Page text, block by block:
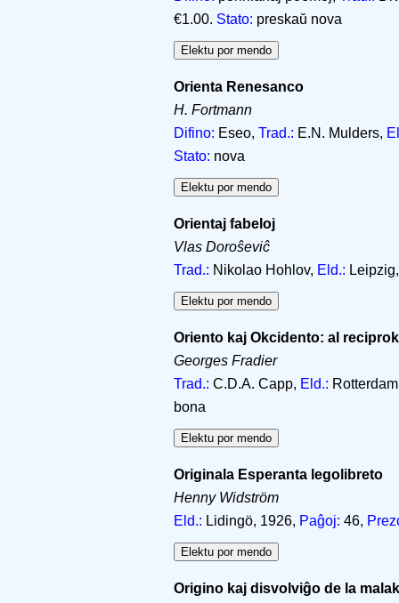
€1.00. Stato: preskaŭ nova
Orienta Renesanco
H. Fortmann
Difino: Eseo, Trad.: E.N. Mulders,
Stato: nova
Orientaj fabeloj
Vlas Doroŝeviĉ
Trad.: Nikolao Hohlov, Eld.:
Oriento kaj Okcidento: al
Georges Fradier
Trad.: C.D.A. Capp, Eld.:
bona
Originala Esperanta legolibreto
Henny Widström
Eld.: Lidingö, 1926, Paĝoj: 46,
Origino kaj disvolviĝo de la